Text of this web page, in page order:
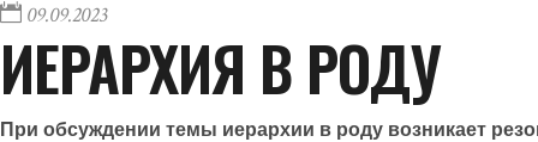
09.09.2023
ИЕРАРХИЯ В РОДУ
При обсуждении темы иерархии в роду возникает